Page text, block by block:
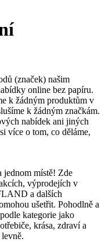
(značek) našim
online bez papíru.
k žádným produktům v
k žádným značkám.
nabídek ani jiných
více o tom, co děláme,
jednom místě! Zde
výprodejích v
a dalších
ušetřit. Pohodlně a
kategorie jako
krása, zdraví a